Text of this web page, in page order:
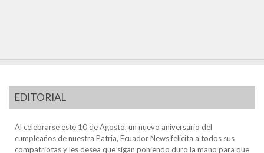
EDITORIAL
Al celebrarse este 10 de Agosto, un nuevo aniversario del
cumpleaños de nuestra Patria, Ecuador News felicita a todos sus
compatriotas y les desea que sigan poniendo duro la mano para que